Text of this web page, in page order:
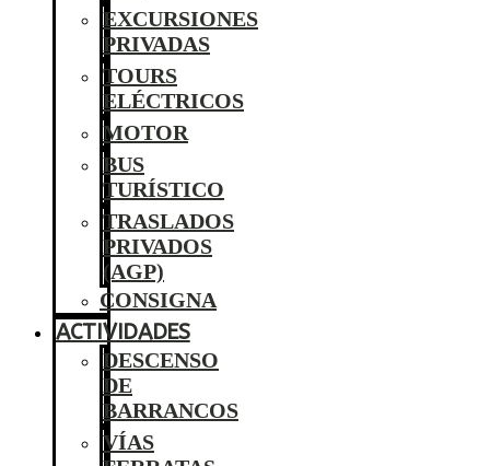
EXCURSIONES
PRIVADAS
TOURS
ELÉCTRICOS
MOTOR
BUS
TURÍSTICO
TRASLADOS
PRIVADOS
(AGP)
CONSIGNA
ACTIVIDADES
DESCENSO
DE
BARRANCOS
VÍAS